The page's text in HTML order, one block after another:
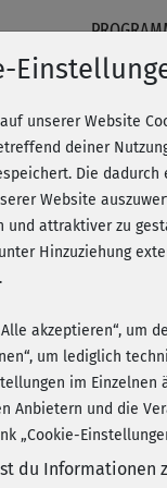
alles trainieren!
unserer Website
deiner
Die
Website
und attraktiver zu
Hinzuziehung
akzeptieren“, um
um lediglich
im
Anbietern und die
„Cookie-
du Informationen